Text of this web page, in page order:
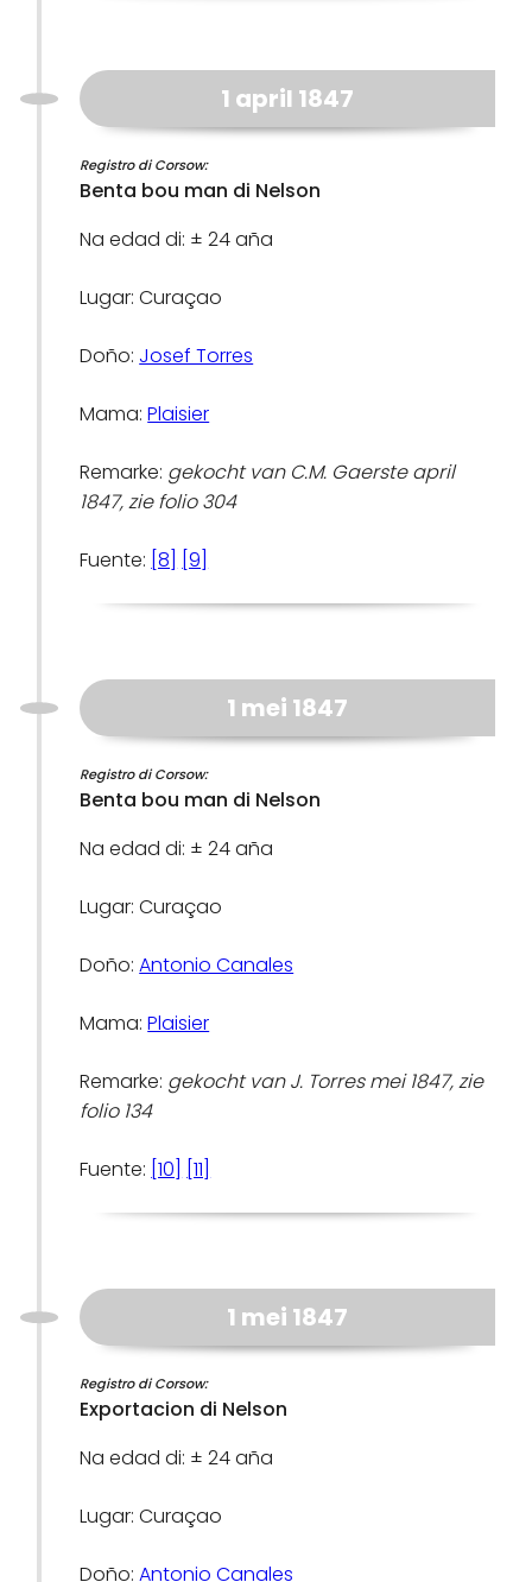
1 april 1847
Registro di Corsow:
Benta bou man di Nelson
Na edad di: ± 24 aña
Lugar: Curaçao
Doño: Josef Torres
Mama:Plaisier
Remarke: gekocht van C.M. Gaerste april
1847, zie folio 304
Fuente: [8] [9]
1 mei 1847
Registro di Corsow:
Benta bou man di Nelson
Na edad di: ± 24 aña
Lugar: Curaçao
Doño:Antonio Canales
Mama:Plaisier
Remarke: gekocht van J. Torres mei 1847, zie
folio 134
Fuente: [10] [11]
1 mei 1847
Registro di Corsow:
Exportacion di Nelson
Na edad di: ± 24 aña
Lugar: Curaçao
Doño:Antonio Canales